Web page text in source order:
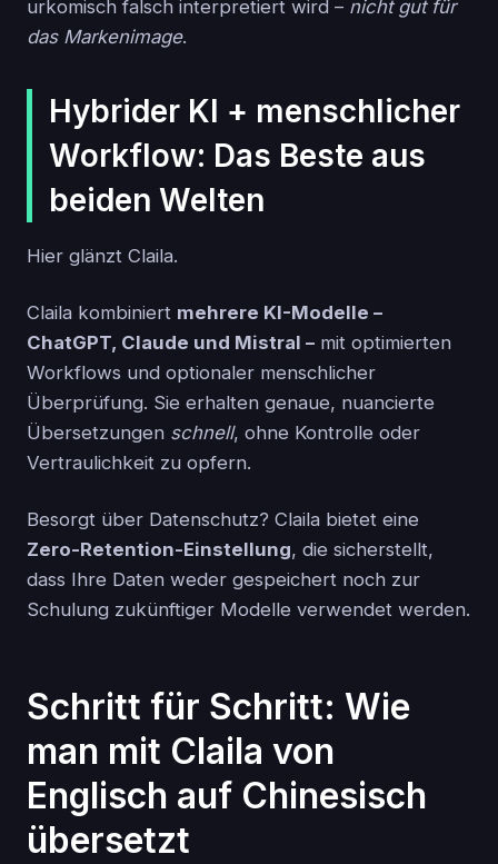
urkomisch falsch interpretiert wird – nicht gut für
das Markenimage.
Hybrider KI + menschlicher
Workflow: Das Beste aus
beiden Welten
Hier glänzt Claila.
Claila kombiniert mehrere KI-Modelle –
ChatGPT, Claude und Mistral – mit optimierten
Workflows und optionaler menschlicher
Überprüfung. Sie erhalten genaue, nuancierte
Übersetzungen schnell, ohne Kontrolle oder
Vertraulichkeit zu opfern.
Besorgt über Datenschutz? Claila bietet eine
Zero-Retention-Einstellung, die sicherstellt,
dass Ihre Daten weder gespeichert noch zur
Schulung zukünftiger Modelle verwendet werden.
Schritt für Schritt: Wie
man mit Claila von
Englisch auf Chinesisch
übersetzt